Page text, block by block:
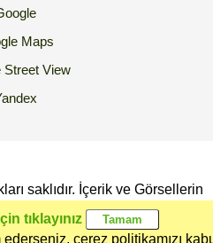
Maps
Street View
tıklayınız
çerez politikamızı
saklıdır. İçerik ve Görsellerin
Kullanılması Yasaktır.